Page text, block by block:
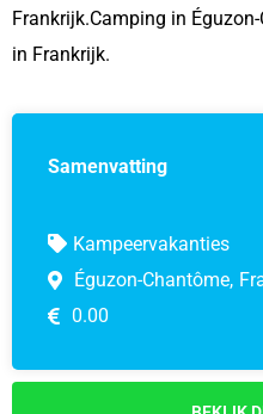
Frankrijk.Camping in
in Frankrijk.
Samenvatting
Kampeervakanties
Éguzon-Chantôme,
0.00